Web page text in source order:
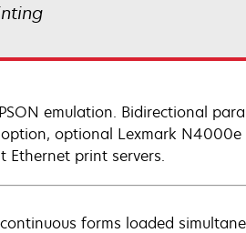
emulation. Bidirectional
optional Lexmark N4000e
Ethernet print servers.
forms loaded